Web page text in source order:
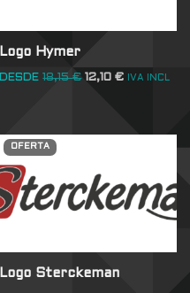
Logo Hymer
DESDE 18,15€ 12,10€ IVA INCL
OFERTA
Logo Sterckeman